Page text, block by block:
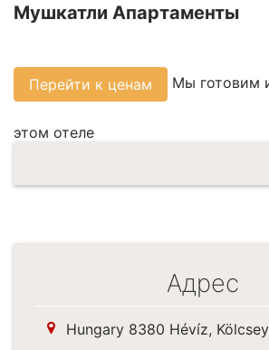
Мушкатли Апартаменты
Перейти к ценам Мы готовим
этом отеле
Адрес
Hungary 8380 Hévíz,